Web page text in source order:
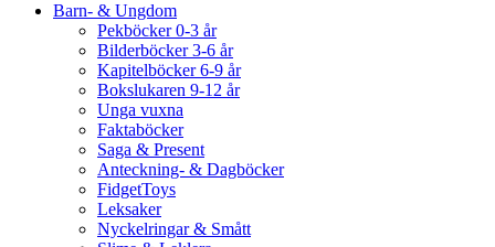
Barn- & Ungdom
Pekböcker 0-3 år
Bilderböcker 3-6 år
Kapitelböcker 6-9 år
Bokslukaren 9-12 år
Unga vuxna
Faktaböcker
Saga & Present
Anteckning- & Dagböcker
FidgetToys
Leksaker
Nyckelringar & Smått